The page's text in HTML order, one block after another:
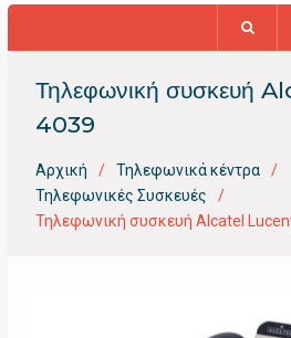
Τηλεφωνική συσκευή
4039
Αρχική
Τηλεφωνικά κέντρα
Τηλεφωνικές Συσκευές
Τηλεφωνική συσκευή Alcatel